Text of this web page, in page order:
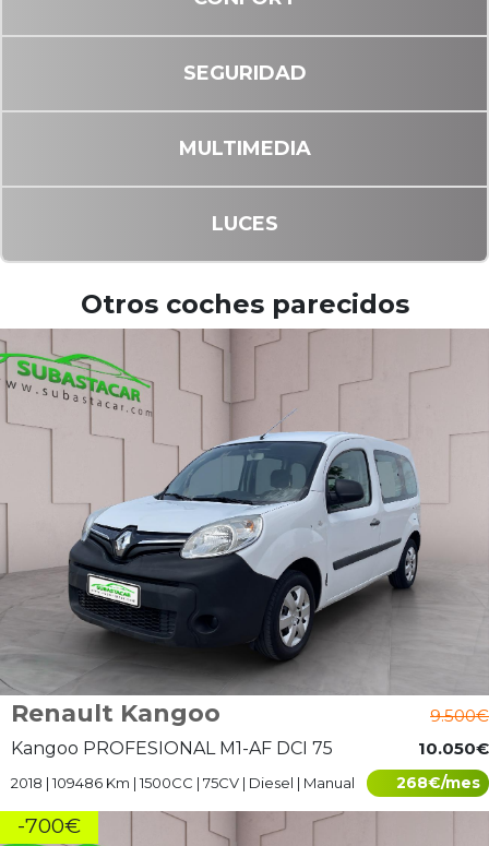
SEGURIDAD
MULTIMEDIA
LUCES
Otros coches parecidos
Renault Kangoo
Kangoo PROFESIONAL M1-AF DCI 75
2018 | 109486 Km | 1500CC | 75CV | Diesel | Manual
9.500€
10.050€
268€/mes
-700€